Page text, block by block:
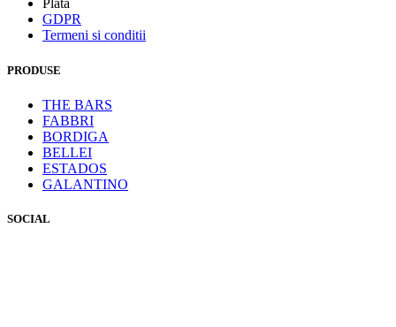
Plata
GDPR
Termeni si conditii
PRODUSE
THE BARS
FABBRI
BORDIGA
BELLEI
ESTADOS
GALANTINO
SOCIAL